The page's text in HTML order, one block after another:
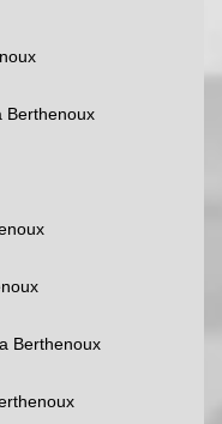
Berthenoux
Berthenoux